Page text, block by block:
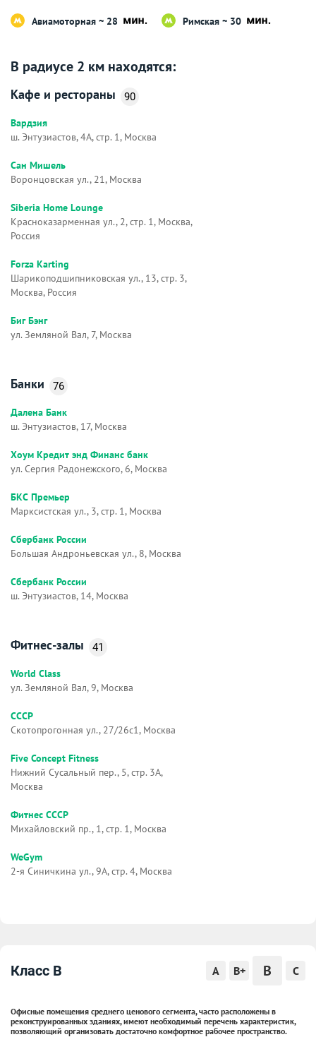
Авиамоторная ~ 28 Римская ~ 30
В радиусе 2 км находятся:
Кафе и рестораны 90
Вардзия
ш. Энтузиастов, 4А, стр. 1, Москва
Сан Мишель
Воронцовская ул., 21, Москва
Siberia Home Lounge
Красноказарменная ул., 2, стр. 1, Москва,
Россия
Forza Karting
Шарикоподшипниковская ул., 13, стр. 3,
Москва, Россия
Биг Бэнг
ул. Земляной Вал, 7, Москва
Банки 76
Далена Банк
ш. Энтузиастов, 17, Москва
Хоум Кредит энд Финанс банк
ул. Сергия Радонежского, 6, Москва
БКС Премьер
Марксистская ул., 3, стр. 1, Москва
Сбербанк России
Большая Андроньевская ул., 8, Москва
Сбербанк России
ш. Энтузиастов, 14, Москва
Фитнес-залы 41
World Class
ул. Земляной Вал, 9, Москва
СССР
Скотопрогонная ул., 27/26с1, Москва
Five Concept Fitness
Нижний Сусальный пер., 5, стр. 3А,
Москва
Фитнес СССР
Михайловский пр., 1, стр. 1, Москва
WeGym
2-я Синичкина ул., 9А, стр. 4, Москва
Класс B A B+ B C
Офисные помещения среднего ценового сегмента, часто расположены в
реконструированных зданиях, имеют необходимый перечень характеристик,
позволяющий организовать достаточно комфортное рабочее пространство.